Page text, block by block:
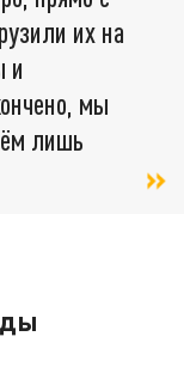
их на
и
мы
лишь